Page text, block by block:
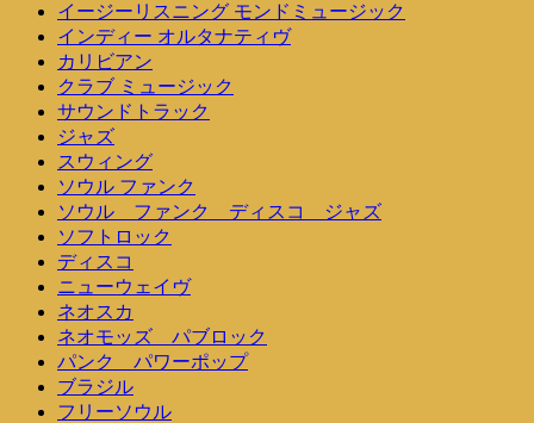
イージーリスニング モンドミュージック
インディー オルタナティヴ
カリビアン
クラブ ミュージック
サウンドトラック
ジャズ
スウィング
ソウル ファンク
ソウル ファンク ディスコ ジャズ
ソフトロック
ディスコ
ニューウェイヴ
ネオスカ
ネオモッズ パブロック
パンク パワーポップ
ブラジル
フリーソウル